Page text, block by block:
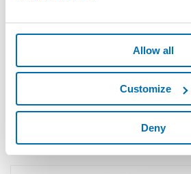
Allow all
Customize
Deny
角型電池セルの電気的試験
マーポスは、バッテリーセル検査のため
ンを提供します。グループ企業が提供す
池セルを測定し、寸法特性、安全条件、